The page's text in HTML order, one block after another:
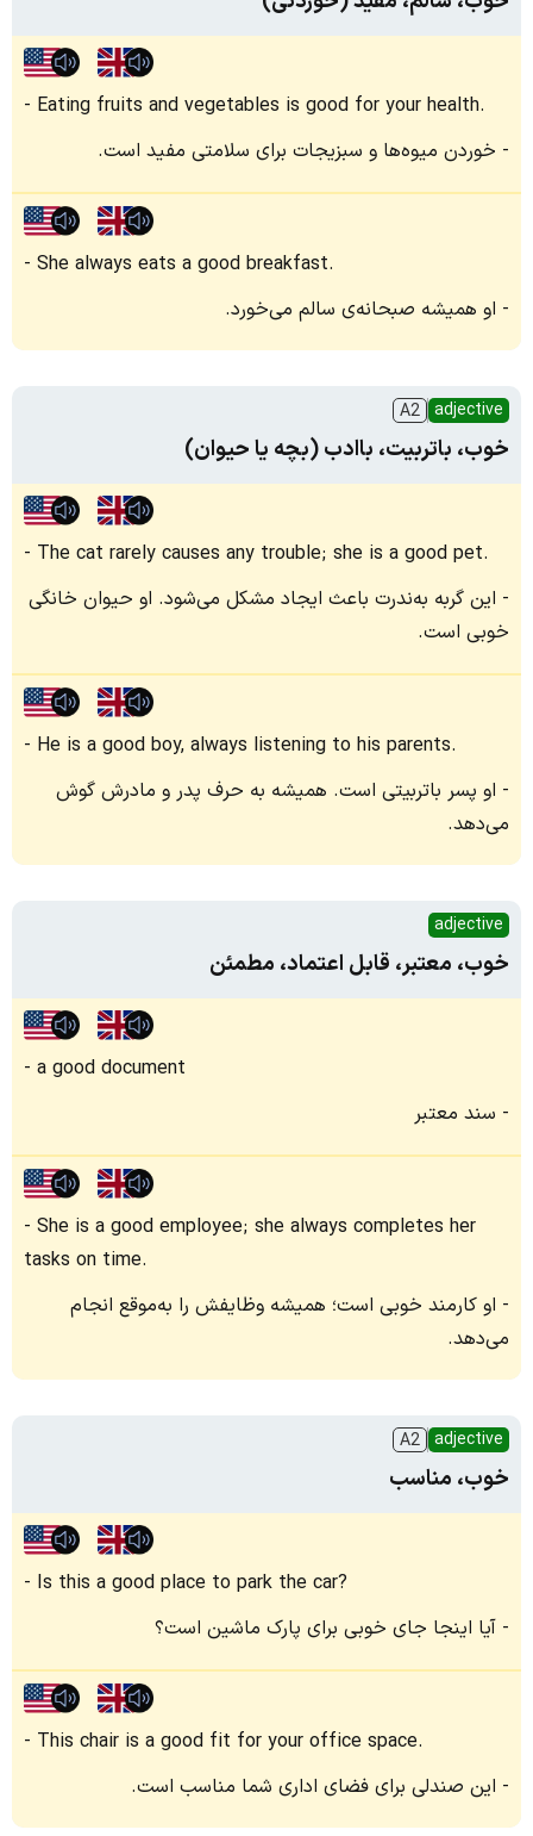
Eating fruits and vegetables is good for your health.
خوردن میوه‌ها و سبزیجات برای سلامتی مفید است.
She always eats a good breakfast.
او همیشه صبحانه‌ی سالم می‌خورد.
adjective
A2
خوب، باتربیت، باادب (بچه یا حیوان)
The cat rarely causes any trouble; she is a good pet.
این گربه به‌ندرت باعث ایجاد مشکل می‌شود. او حیوان خانگی
خوبی است.
He is a good boy, always listening to his parents.
او پسر باتربیتی است. همیشه به حرف پدر و مادرش گوش
می‌دهد.
adjective
خوب، معتبر، قابل اعتماد، مطمئن
a good document
سند معتبر
She is a good employee; she always completes her
tasks on time.
او کارمند خوبی است؛ همیشه وظایفش را به‌موقع انجام
می‌دهد.
adjective
A2
خوب، مناسب
Is this a good place to park the car?
آیا اینجا جای خوبی برای پارک ماشین است؟
This chair is a good fit for your office space.
این صندلی برای فضای اداری شما مناسب است.